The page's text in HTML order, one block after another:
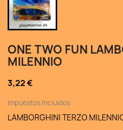
ONE TWO FUN
MILENNIO
3,22 €
Impuestos incluidos
LAMBORGHINI TERZO